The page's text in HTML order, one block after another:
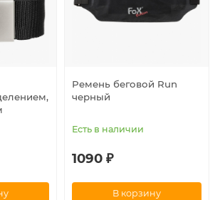
Ремень беговой Run
черный
Есть в наличии
1090 ₽
В корзину